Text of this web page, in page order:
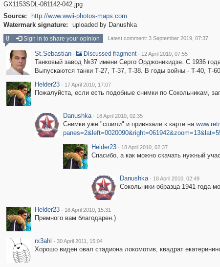
GX1153SDL-081142-042.jpg
Source:
http://www.wwii-photos-maps.com
Watermark signature:
uploaded by Danushka
8 Sign in to share your opinion Latest comment: 3 September 2019, 07:37
St.Sebastian · Discussed fragment · 12 April 2010, 07:55
Танковый завод №37 имени Серго Орджоникидзе. С 1936 года
Выпускаются танки Т-27, Т-37, Т-38. В годы войны - Т-40,
Helder23 · 17 April 2010, 17:07
Пожалуйста, если есть подобные снимки по Сокольникам,
Danushka · 18 April 2010, 02:35
Снимки уже "сшили" и привязали к карте на
Helder23 · 18 April 2010, 02:37
Спасибо, а как можно скачать нужный
Danushka · 18 April 2010, 02:49
Сокольники образца 1941 года
Helder23 · 18 April 2010, 15:31
Премного вам благодарен.)
rx3ahl · 30 April 2011, 15:04
Хорошо виден овал стадиона локомотив, квадрат